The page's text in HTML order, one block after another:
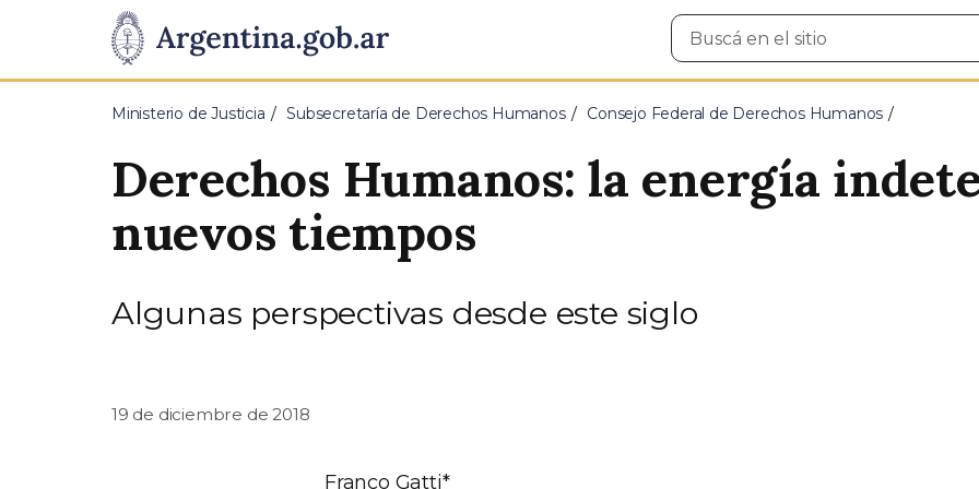
Presidencia
de
Pasar al contenido principal
Buscar
en
Ministerio de Justicia Subsecretaría de Derechos Humanos Consejo Federal de Derechos Humanos
Derechos Humanos: la energía
nuevos tiempos
Algunas perspectivas desde este siglo
19 de diciembre de 2018
Franco Gatti*